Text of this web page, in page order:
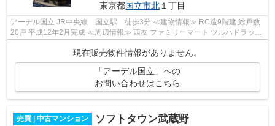
東京都国立市北１丁目
アーデル国立 JR中央線 国立駅 徒歩3分 ≪建物情報≫ RC造9階建 総戸数
20戸 平成12年2月完成 ≪周辺情報≫ 西友 ファミリーマート ツルハドラッグ
現在販売物件情報がありません。
「アーデル国立」への
お問い合わせはこちら
売買 | 中古マンション ソフトタウン武蔵野